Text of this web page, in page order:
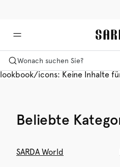
Wonach suchen Sie?
lookbook/icons: Keine Inhalte
Beliebte
SARDA World